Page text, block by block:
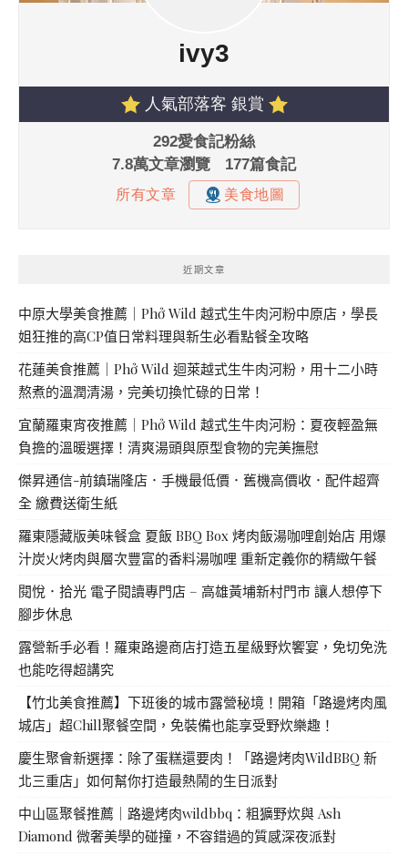
近期文章
中原大學美食推薦｜Phở Wild 越式生牛肉河粉中原店，學長
姐狂推的高CP值日常料理與新生必看點餐全攻略
花蓮美食推薦｜Phở Wild 迴萊越式生牛肉河粉，用十二小時
熬煮的溫潤清湯，完美切換忙碌的日常！
宜蘭羅東宵夜推薦｜Phở Wild 越式生牛肉河粉：夏夜輕盈無
負擔的溫暖選擇！清爽湯頭與原型食物的完美撫慰
傑昇通信-前鎮瑞隆店．手機最低價．舊機高價收．配件超齊
全 繳費送衛生紙
羅東隱藏版美味餐盒 夏飯 BBQ Box 烤肉飯湯咖哩創始店 用爆
汁炭火烤肉與層次豐富的香料湯咖哩 重新定義你的精緻午餐
閱悅．拾光 電子閱讀專門店 – 高雄黃埔新村門市 讓人想停下
腳步休息
露營新手必看！羅東路邊商店打造五星級野炊饗宴，免切免洗
也能吃得超講究
【竹北美食推薦】下班後的城市露營秘境！開箱「路邊烤肉風
城店」超Chill聚餐空間，免裝備也能享受野炊樂趣！
慶生聚會新選擇：除了蛋糕還要肉！「路邊烤肉WildBBQ 新
北三重店」如何幫你打造最熱鬧的生日派對
中山區聚餐推薦｜路邊烤肉wildbbq：粗獷野炊與 Ash
Diamond 微奢美學的碰撞，不容錯過的質感深夜派對